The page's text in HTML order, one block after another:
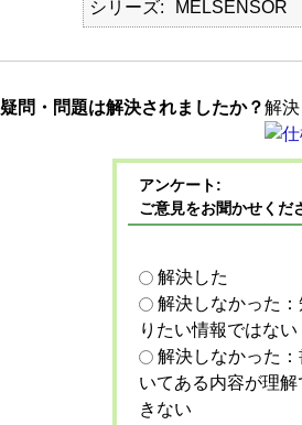
シリーズ MELSENSOR
疑問・問題は解決されましたか？解
アンケート:
ご意見をお聞かせくだ
解決した
解決しなかった：
りたい情報ではない
解決しなかった：
いてある内容が理解
きない